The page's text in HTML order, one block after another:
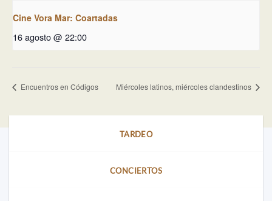
Cine Vora Mar: Coartadas
16 agosto @ 22:00
Encuentros en Códigos Miércoles latinos, miércoles clandestinos
TARDEO
CONCIERTOS